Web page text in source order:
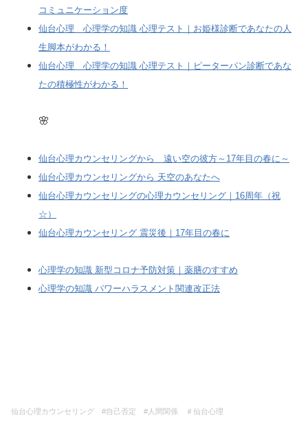
コミュニケーション度
仙台心理 心理学の知識 心理テスト｜お姫様診断であなたの人
生脚本がわかる！
仙台心理 心理学の知識 心理テスト｜ピーターパン診断であな
たの積極性がわかる！
🌸
仙台心理カウンセリングから 遠い空の彼方～17年目の春に～
仙台心理カウンセリングから 天空のあなたへ
仙台心理カウンセリングの心理カウンセリング｜16周年（祝
☆）
仙台心理カウンセリング 震災後｜17年目の春に
心理学の知識 新型コロナ予防対策｜薬膳のすすめ
心理学の知識 パワーハラスメント関連改正法
仙台心理カウンセリング #自己否定 #人間関係 ＃仙台心理